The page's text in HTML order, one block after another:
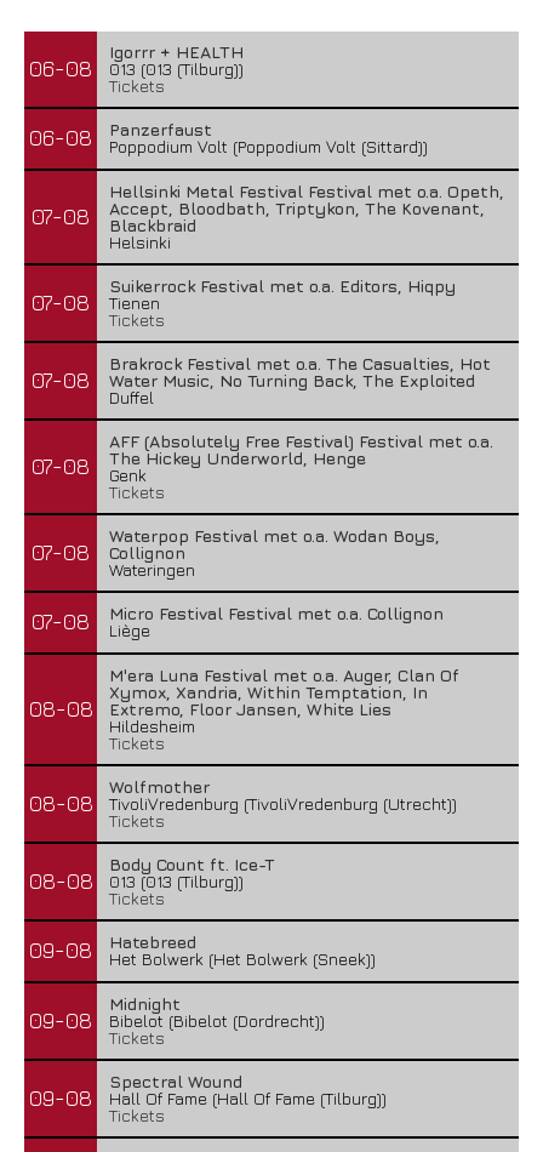
06-08
Igorrr + HEALTH
013 (013 (Tilburg))
Tickets
06-08
Panzerfaust
Poppodium Volt (Poppodium Volt (Sittard))
07-08
Hellsinki Metal Festival Festival met o.a. Opeth,
Accept, Bloodbath, Triptykon, The Kovenant,
Blackbraid
Helsinki
07-08
Suikerrock Festival met o.a. Editors, Hiqpy
Tienen
Tickets
07-08
Brakrock Festival met o.a. The Casualties, Hot
Water Music, No Turning Back, The Exploited
Duffel
07-08
AFF (Absolutely Free Festival) Festival met o.a.
The Hickey Underworld, Henge
Genk
Tickets
07-08
Waterpop Festival met o.a. Wodan Boys,
Collignon
Wateringen
07-08
Micro Festival Festival met o.a. Collignon
Liège
08-08
M'era Luna Festival met o.a. Auger, Clan Of
Xymox, Xandria, Within Temptation, In
Extremo, Floor Jansen, White Lies
Hildesheim
Tickets
08-08
Wolfmother
TivoliVredenburg (TivoliVredenburg (Utrecht))
Tickets
08-08
Body Count ft. Ice-T
013 (013 (Tilburg))
Tickets
09-08
Hatebreed
Het Bolwerk (Het Bolwerk (Sneek))
09-08
Midnight
Bibelot (Bibelot (Dordrecht))
Tickets
09-08
Spectral Wound
Hall Of Fame (Hall Of Fame (Tilburg))
Tickets